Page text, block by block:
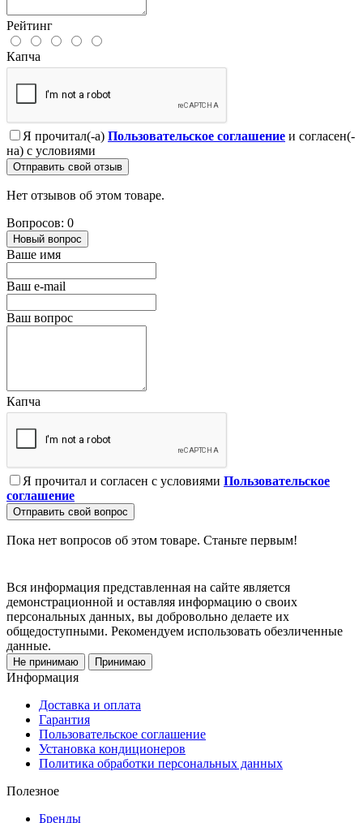
Рейтинг
Капча
Я прочитал(-а) Пользовательское соглашение и согласен(-
на) с условиями
Отправить свой отзыв
Нет отзывов об этом товаре.
Вопросов: 0
Новый вопрос
Ваше имя
Ваш e-mail
Ваш вопрос
Капча
Я прочитал и согласен с условиями Пользовательское
соглашение
Отправить свой вопрос
Пока нет вопросов об этом товаре. Станьте первым!
Вся информация представленная на сайте является
демонстрационной и оставляя информацию о своих
персональных данных, вы добровольно делаете их
общедоступными. Рекомендуем использовать обезличенные
данные.
Не принимаю Принимаю
Информация
Доставка и оплата
Гарантия
Пользовательское соглашение
Установка кондиционеров
Политика обработки персональных данных
Полезное
Бренды